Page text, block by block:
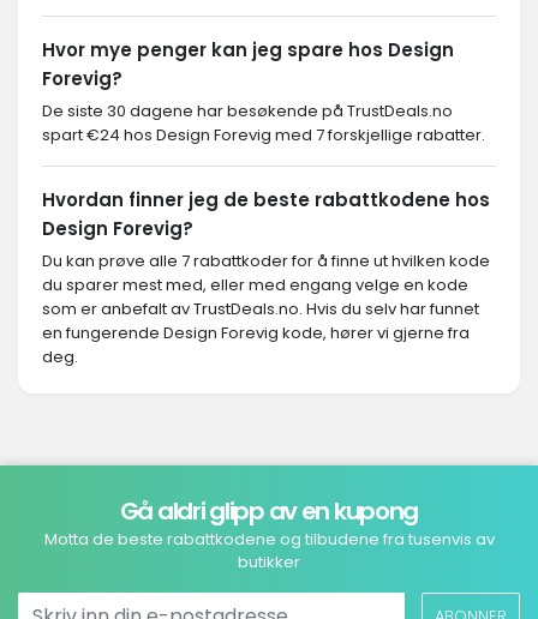
Hvor mye penger kan jeg spare hos Design
Forevig?
De siste 30 dagene har besøkende på TrustDeals.no
spart €24 hos Design Forevig med 7 forskjellige rabatter.
Hvordan finner jeg de beste rabattkodene hos
Design Forevig?
Du kan prøve alle 7 rabattkoder for å finne ut hvilken kode
du sparer mest med, eller med engang velge en kode
som er anbefalt av TrustDeals.no. Hvis du selv har funnet
en fungerende Design Forevig kode, hører vi gjerne fra
deg.
Gå aldri glipp av en kupong
Motta de beste rabattkodene og tilbudene fra tusenvis av
butikker